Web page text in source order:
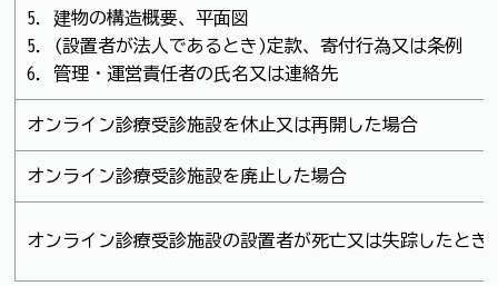
5．建物の構造概要、平面図
5．(設置者が法人であるとき)定款、寄付行為又は条例
6．管理・運営責任者の氏名又は連絡先
オンライン診療受診施設を休止又は再開した場合
オンライン診療受診施設を廃止した場合
オンライン診療受診施設の設置者が死亡又は失踪したとき